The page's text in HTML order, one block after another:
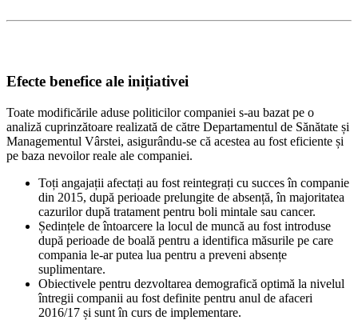
Efecte benefice ale inițiativei
Toate modificările aduse politicilor companiei s-au bazat pe o
analiză cuprinzătoare realizată de către Departamentul de Sănătate și
Managementul Vârstei, asigurându-se că acestea au fost eficiente și
pe baza nevoilor reale ale companiei.
Toți angajații afectați au fost reintegrați cu succes în companie
din 2015, după perioade prelungite de absență, în majoritatea
cazurilor după tratament pentru boli mintale sau cancer.
Ședințele de întoarcere la locul de muncă au fost introduse
după perioade de boală pentru a identifica măsurile pe care
compania le-ar putea lua pentru a preveni absențe
suplimentare.
Obiectivele pentru dezvoltarea demografică optimă la nivelul
întregii companii au fost definite pentru anul de afaceri
2016/17 și sunt în curs de implementare.